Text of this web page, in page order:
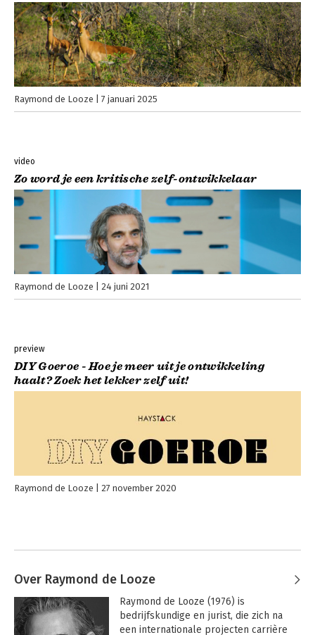
Raymond de Looze 7 januari 2025
video
Zo word je een kritische zelf-ontwikkelaar
Raymond de Looze 24 juni 2021
preview
DIY Goeroe - Hoe je meer uit je ontwikkeling
haalt? Zoek het lekker zelf uit!
Raymond de Looze 27 november 2020
Over Raymond de Looze
Raymond de Looze (1976) is
bedrijfskundige en jurist, die zich na
een internationale projecten carrière